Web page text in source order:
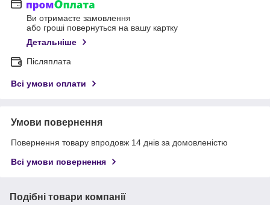
Ви отримаєте замовлення
або гроші повернуться на вашу картку
Детальніше
Післяплата
Всі умови оплати
Умови повернення
Повернення товару впродовж 14 днів за домовленістю
Всі умови повернення
Подібні товари компанії